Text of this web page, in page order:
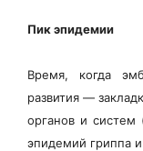
Пик эпидемии
Время, когда
развития —
органов и систем
эпидемий гриппа